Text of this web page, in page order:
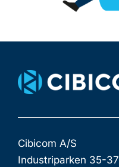
Cibicom A/S
Industriparken 35-37